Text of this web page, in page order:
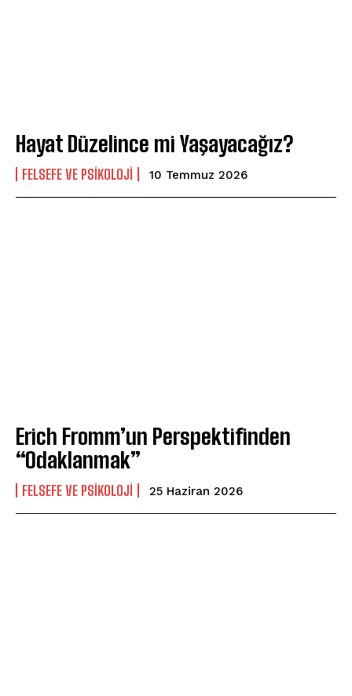
Hayat Düzelince mi Yaşayacağız?
FELSEFE VE PSIKOLOJI 10 Temmuz 2026
Erich Fromm’un Perspektifinden
“Odaklanmak”
FELSEFE VE PSIKOLOJI 25 Haziran 2026